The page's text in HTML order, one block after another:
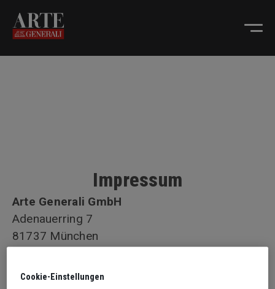
Impressum
Arte Generali GmbH
Adenauerring 7
81737 München
Telefax: +49 (0)89 5121 - 1000
Cookie-­Einstellungen